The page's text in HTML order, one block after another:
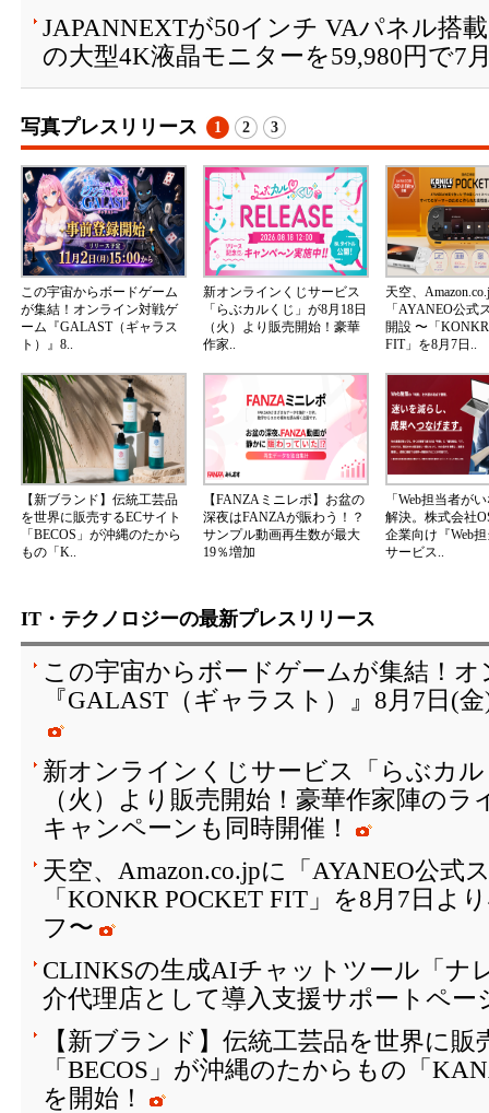
JAPANNEXTが50インチ VAパネル搭
の大型4K液晶モニターを59,980円で7
写真プレスリリース 1 2 3
この宇宙からボードゲーム
が集結！オンライン対戦ゲ
ーム『GALAST（ギャラス
ト）』8..
新オンラインくじサービス
「らぶカルくじ」が8月18日
（火）より販売開始！豪華
作家..
天空、
「AYANEO公式
開設 〜「
FIT」を8月7日..
【新ブランド】伝統工芸品
を世界に販売するECサイト
「BECOS」が沖縄のたから
もの「K..
【FANZAミニレポ】お盆の
深夜はFANZAが賑わう！？
サンプル動画再生数が最大
19％増加
「Web担当者が
解決。株式会社
企業向け『Web
サービス..
IT・テクノロジーの最新プレスリリース
この宇宙からボードゲームが集結！
『GALAST（ギャラスト）』8月7日(
新オンラインくじサービス「らぶカ
（火）より販売開始！豪華作家陣の
キャンペーンも同時開催！
天空、Amazon.co.jpに「AYANEO公式
「KONKR POCKET FIT」を8月7日よ
フ〜
CLINKSの生成AIチャットツール「ナ
介代理店として導入支援サポートペー
【新ブランド】伝統工芸品を世界に販
「BECOS」が沖縄のたからもの「
を開始！